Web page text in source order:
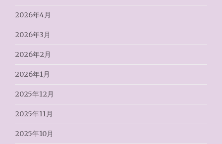
2026年4月
2026年3月
2026年2月
2026年1月
2025年12月
2025年11月
2025年10月